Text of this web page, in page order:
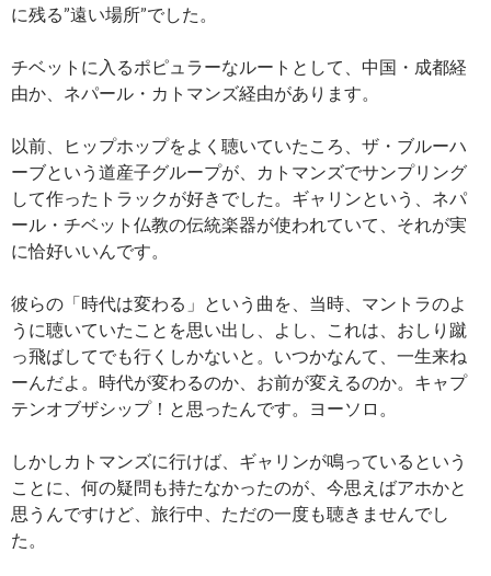
に残る”遠い場所”でした。
チベットに入るポピュラーなルートとして、中国・成都経
由か、ネパール・カトマンズ経由があります。
以前、ヒップホップをよく聴いていたころ、ザ・ブルーハ
ーブという道産子グループが、カトマンズでサンプリング
して作ったトラックが好きでした。ギャリンという、ネパ
ール・チベット仏教の伝統楽器が使われていて、それが実
に恰好いいんです。
彼らの「時代は変わる」という曲を、当時、マントラのよ
うに聴いていたことを思い出し、よし、これは、おしり蹴
っ飛ばしてでも行くしかないと。いつかなんて、一生来ね
ーんだよ。時代が変わるのか、お前が変えるのか。キャプ
テンオブザシップ！と思ったんです。ヨーソロ。
しかしカトマンズに行けば、ギャリンが鳴っているという
ことに、何の疑問も持たなかったのが、今思えばアホかと
思うんですけど、旅行中、ただの一度も聴きませんでし
た。